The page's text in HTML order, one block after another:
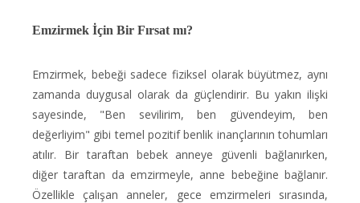
Emzirmek İçin Bir Fırsat mı?
Emzirmek, bebeği sadece fiziksel olarak büyütmez, aynı
zamanda duygusal olarak da güçlendirir. Bu yakın ilişki
sayesinde, "Ben sevilirim, ben güvendeyim, ben
değerliyim" gibi temel pozitif benlik inançlarının tohumları
atılır. Bir taraftan bebek anneye güvenli bağlanırken,
diğer taraftan da emzirmeyle, anne bebeğine bağlanır.
Özellikle çalışan anneler, gece emzirmeleri sırasında,